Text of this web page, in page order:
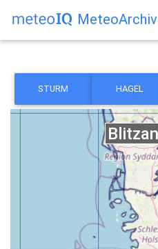
MeteoArchiv
STURM HAGEL